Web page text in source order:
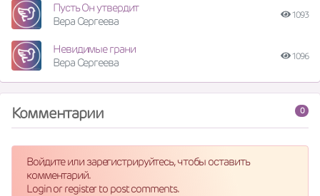
Пусть Он утвердит
Вера Сергеева
1093
Невидимые грани
Вера Сергеева
1096
0
Комментарии
Войдите или зарегистрируйтесь, чтобы оставить
комментарий.
Login or register to post comments.